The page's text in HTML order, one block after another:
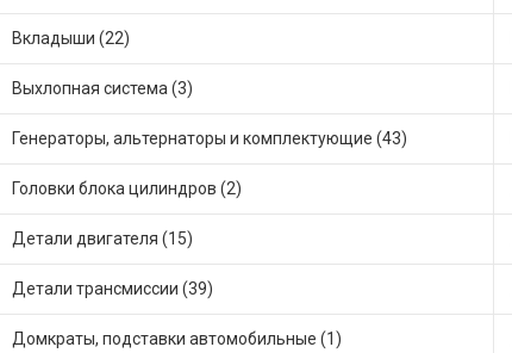
Вкладыши (22)
Выхлопная система (3)
Генераторы, альтернаторы и комплектующие (43)
Головки блока цилиндров (2)
Детали двигателя (15)
Детали трансмиссии (39)
Домкраты, подставки автомобильные (1)